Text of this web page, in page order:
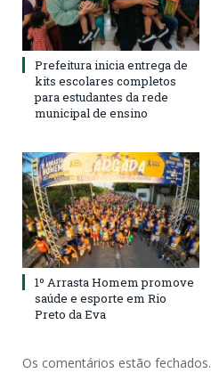
Prefeitura inicia entrega de
kits escolares completos
para estudantes da rede
municipal de ensino
1º Arrasta Homem promove
saúde e esporte em Rio
Preto da Eva
Os comentários estão fechados.